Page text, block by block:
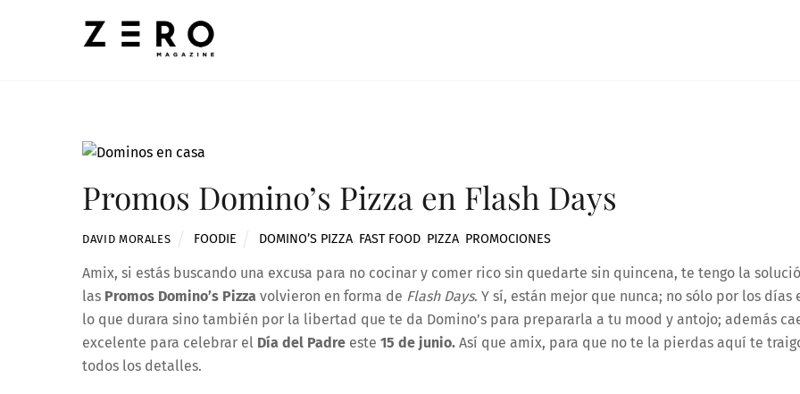
Promos Domino’s Pizza en Flash Days
DAVID MORALES FOODIE DOMINO’S PIZZA FAST FOOD PIZZA PROMOCIONES
Amix, si estás buscando una excusa para no cocinar y comer rico sin quedarte sin quincena, te tengo la
las Promos Domino’s Pizza volvieron en forma de Flash Days. Y sí, están mejor que nunca; no sólo por los días
lo que durara sino también por la libertad que te da Domino’s para prepararla a tu mood y antojo; además
excelente para celebrar el Día del Padre este 15 de junio. Así que amix, para que no te la pierdas aquí te
todos los detalles.